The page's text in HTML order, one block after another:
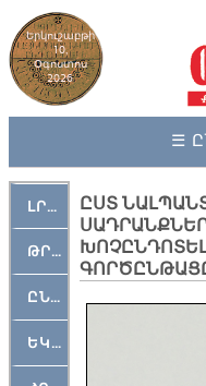
Երկուշաբթի
10,
Օգոստոս
2026
☰
ԼՐԱՀՈՍ
ԹՐՔԱՀԱՅ ԿԵԱՆՔ
ԸՆԿԵՐԱՄՇԱԿՈՒԹԱՅԻՆ
ԵԿԵՂԵՑԱԿԱՆ
ԸՍՏ